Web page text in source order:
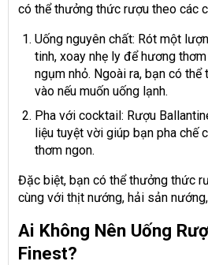
có thể thưởng thức rượu theo các
Uống nguyên chất: Rót một
tinh, xoay nhẹ ly để hương
ngụm nhỏ. Ngoài ra, bạn có
vào nếu muốn uống lạnh.
Pha với cocktail: Rượu
liệu tuyệt vời giúp bạn pha chế
thơm ngon.
Đặc biệt, bạn có thể thưởng thức
cùng với thịt nướng, hải sản
Ai Không Nên Uống
Finest?